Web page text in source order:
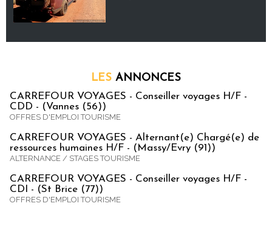
LES ANNONCES
CARREFOUR VOYAGES - Conseiller voyages H/F -
CDD - (Vannes (56))
OFFRES D'EMPLOI TOURISME
CARREFOUR VOYAGES - Alternant(e) Chargé(e) de
ressources humaines H/F - (Massy/Evry (91))
ALTERNANCE / STAGES TOURISME
CARREFOUR VOYAGES - Conseiller voyages H/F -
CDI - (St Brice (77))
OFFRES D'EMPLOI TOURISME